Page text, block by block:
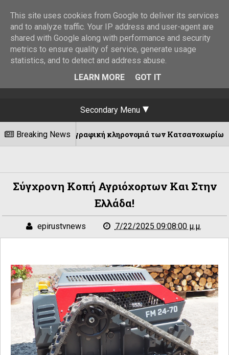
Secondary Menu
Breaking Newsκληρονομιά των Κατσανοχωρίων επέστρεψε στον
Σύγχρονη Κοπή Αγριόχορτων Και Στην
Ελλάδα!
epirustvnews 7/22/2025 09:08:00 μ.μ.
This site uses cookies from Google to deliver its services
and to analyze traffic. Your IP address and user-agent are
shared with Google along with performance and security
metrics to ensure quality of service, generate usage
statistics, and to detect and address abuse.
LEARN MORE
GOT IT